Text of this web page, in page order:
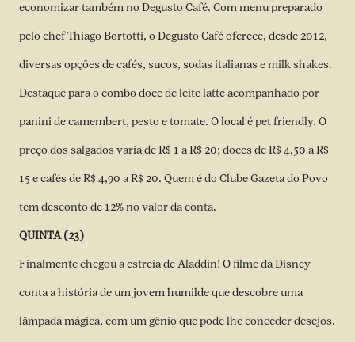
economizar também no Degusto Café. Com menu preparado
pelo chef Thiago Bortotti, o Degusto Café oferece, desde 2012,
diversas opções de cafés, sucos, sodas italianas e milk shakes.
Destaque para o combo doce de leite latte acompanhado por
panini de camembert, pesto e tomate. O local é pet friendly. O
preço dos salgados varia de R$ 1 a R$ 20; doces de R$ 4,50 a R$
15 e cafés de R$ 4,90 a R$ 20. Quem é do Clube Gazeta do Povo
tem desconto de 12% no valor da conta.
QUINTA (23)
Finalmente chegou a estreia de Aladdin! O filme da Disney
conta a história de um jovem humilde que descobre uma
lâmpada mágica, com um gênio que pode lhe conceder desejos.